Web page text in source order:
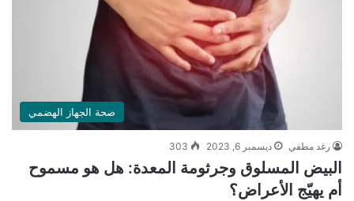
صحة الجهاز الهضمي
رغد مطفي ديسمبر 6, 2023 303
البيض المسلوق وجرثومة المعدة: هل هو مسموح
أم يهيّج الأعراض؟